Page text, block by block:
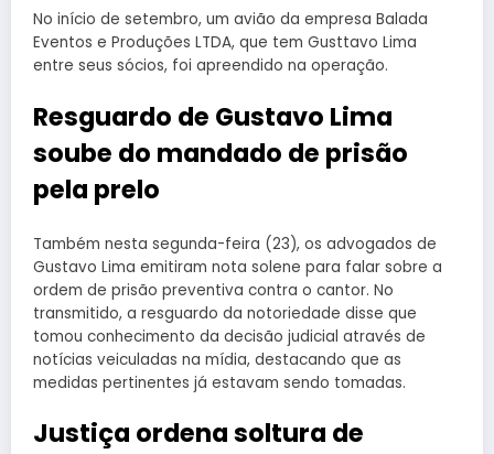
No início de setembro, um avião da empresa Balada
Eventos e Produções LTDA, que tem Gusttavo Lima
entre seus sócios, foi apreendido na operação.
Resguardo de Gustavo Lima
soube do mandado de prisão
pela prelo
Também nesta segunda-feira (23), os advogados de
Gustavo Lima emitiram nota solene para falar sobre a
ordem de prisão preventiva contra o cantor. No
transmitido, a resguardo da notoriedade disse que
tomou conhecimento da decisão judicial através de
notícias veiculadas na mídia, destacando que as
medidas pertinentes já estavam sendo tomadas.
Justiça ordena soltura de